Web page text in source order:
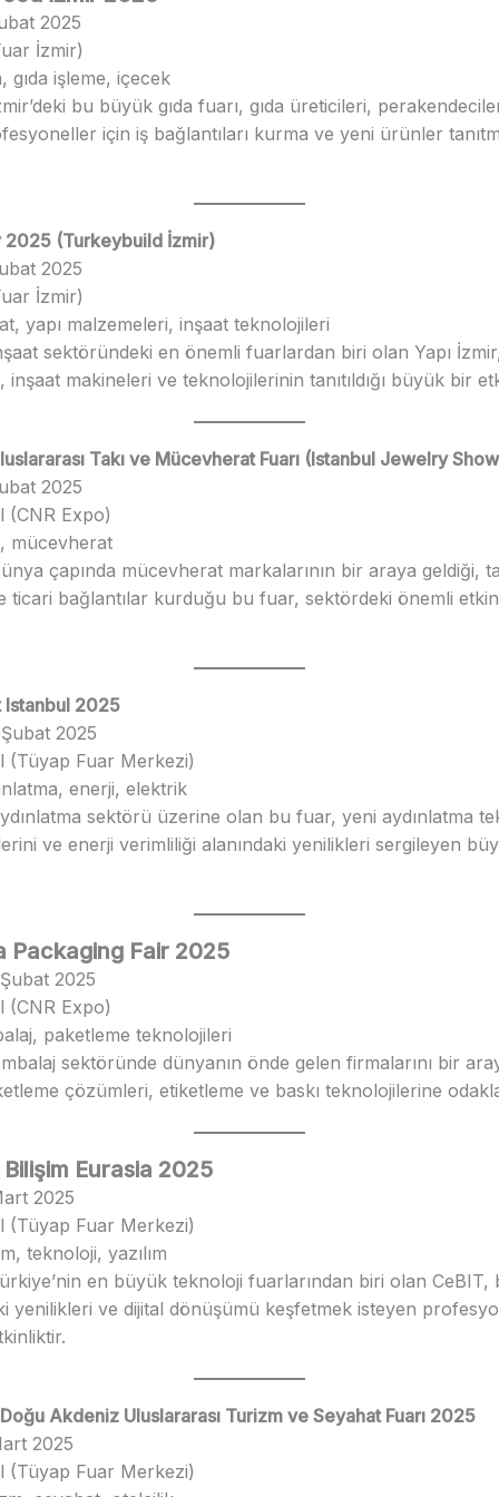
2025
İzmir)
gıda işleme, içecek
bu büyük gıda fuarı, gıda üreticileri,
için iş bağlantıları kurma ve yeni ürünler
2025 (Turkeybuild İzmir)
2025
İzmir)
yapı malzemeleri, inşaat teknolojileri
sektöründeki en önemli fuarlardan biri olan Yapı
inşaat makineleri ve teknolojilerinin tanıtıldığı büyük bir
Takı ve Mücevherat Fuarı (Istanbul Jewelry
2025
(CNR Expo)
mücevherat
çapında mücevherat markalarının bir araya geldiği,
ticari bağlantılar kurduğu bu fuar, sektördeki önemli
Istanbul 2025
2025
(Tüyap Fuar Merkezi)
enerji, elektrik
sektörü üzerine olan bu fuar, yeni aydınlatma
ve enerji verimliliği alanındaki yenilikleri sergileyen
Packaging Fair 2025
2025
(CNR Expo)
paketleme teknolojileri
sektöründe dünyanın önde gelen firmalarını bir
çözümleri, etiketleme ve baskı teknolojilerine
Bilişim Eurasia 2025
2025
(Tüyap Fuar Merkezi)
teknoloji, yazılım
en büyük teknoloji fuarlarından biri olan CeBIT,
yenilikleri ve dijital dönüşümü keşfetmek isteyen
Akdeniz Uluslararası Turizm ve Seyahat Fuarı 2025
2025
(Tüyap Fuar Merkezi)